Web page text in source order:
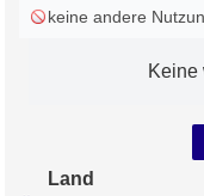
keine andere
Keine
Land